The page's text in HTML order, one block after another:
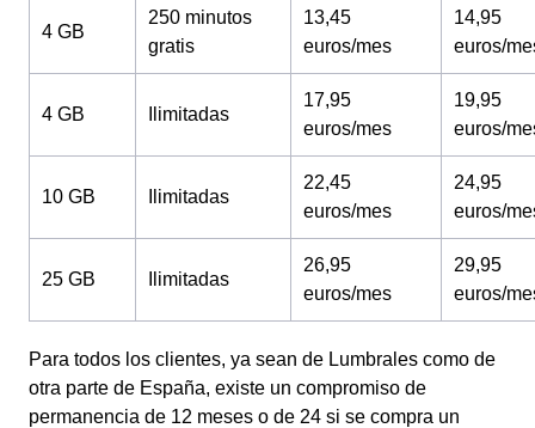
4 GB
250 minutos
gratis
13,45
euros/mes
14,95
euros/
4 GB Ilimitadas
17,95
euros/mes
19,95
euros/
10 GB Ilimitadas
22,45
euros/mes
24,95
euros/
25 GB Ilimitadas
26,95
euros/mes
29,95
euros/
Para todos los clientes, ya sean de Lumbrales como de
otra parte de España, existe un compromiso de
permanencia de 12 meses o de 24 si se compra un